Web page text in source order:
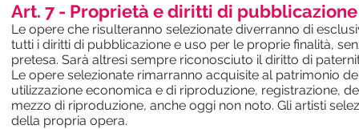
Art. 7 - Proprietà e diritti di
Le opere che risulteranno selezionate diverranno di
tutti i diritti di pubblicazione e uso per le proprie finalità,
pretesa. Sarà altresì sempre riconosciuto il diritto di
Le opere selezionate rimarranno acquisite al patrimonio
utilizzazione economica e di riproduzione, registrazione,
mezzo di riproduzione, anche oggi non noto. Gli artisti
della propria opera.